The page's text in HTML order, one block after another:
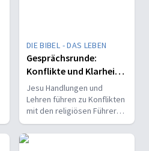
DIE BIBEL - DAS LEBEN
Gesprächsrunde:
Konflikte und Klarheit -
Oder: Darf das Jesus?!
Jesu Handlungen und
Lehren führen zu Konflikten
mit den religiösen Führern.
Er bringt Klarheit in
festgefahrene
Vorstellungen und stellt